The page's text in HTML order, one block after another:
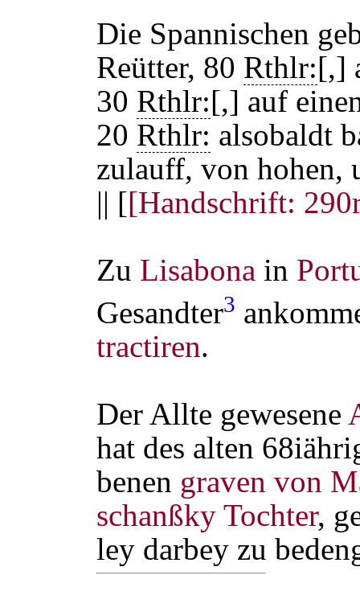
Die Spannischen
Reütter, 80 Rthlr:[,]
30 Rthlr:[,] auf
20 Rthlr: alsobaldt
zulauff, von hohen,
|| [[Handschrift:
Zu Lisabona in
Gesandter3
tractiren.
Der Allte gewesene
hat des alten
benen graven von
schanßky Tochter,
ley darbey zu